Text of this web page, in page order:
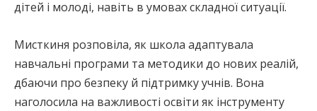
дітей і молоді, навіть в умовах складної ситуації.
Мисткиня розповіла, як школа адаптувала
навчальні програми та методики до нових реалій,
дбаючи про безпеку й підтримку учнів. Вона
наголосила на важливості освіти як інструменту